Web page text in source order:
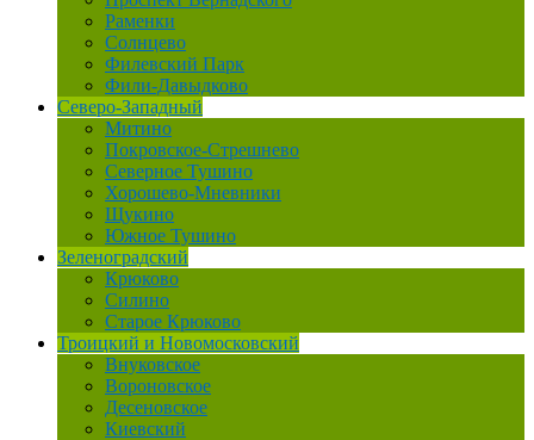
Раменки
Солнцево
Филевский Парк
Фили-Давыдково
Северо-Западный
Митино
Покровское-Стрешнево
Северное Тушино
Хорошево-Мневники
Щукино
Южное Тушино
Зеленоградский
Крюково
Силино
Старое Крюково
Троицкий и Новомосковский
Внуковское
Вороновское
Десеновское
Киевский